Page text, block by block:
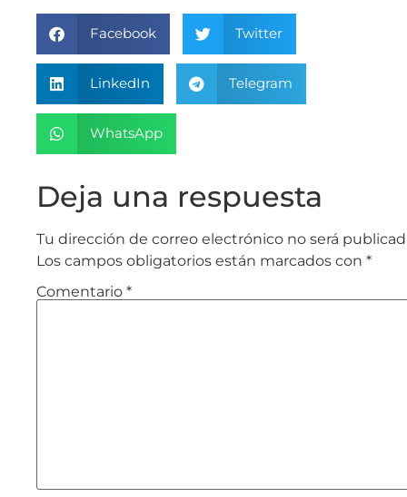
Facebook Twitter
LinkedIn Telegram
WhatsApp
Deja una respuesta
Tu dirección de correo electrónico no será
Los campos obligatorios están marcados con *
Comentario *